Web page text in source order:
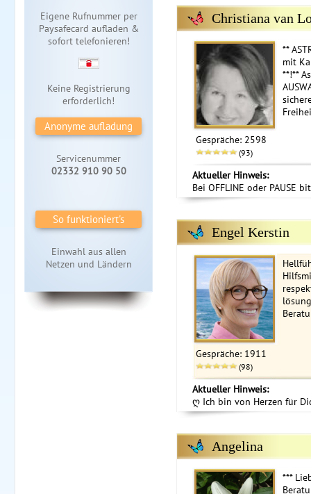
Eigene Rufnummer per
Paysafecard aufladen &
sofort telefonieren!
Keine Registrierung
erforderlich!
Anonyme aufladung
Servicenummer
02332 910 90 50
So funktioniert's
Einwahl aus allen
Netzen und Ländern
Christiana van
**
mit
**!**
Gespräche: 2598
(93)
Aktueller Hinweis:
Bei OFFLINE oder PAUSE
Engel Kerstin
Gespräche: 1911
(98)
Aktueller Hinweis:
ღ Ich bin von Herzen für
Angelina
***